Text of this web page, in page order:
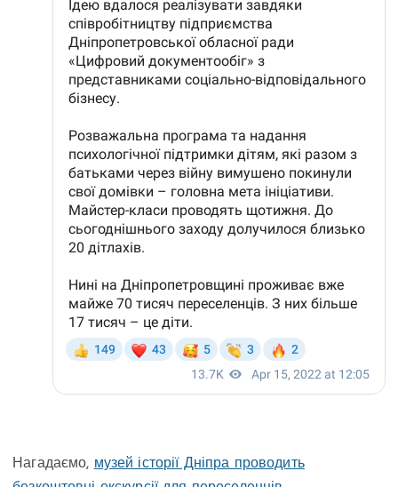
Нагадаємо, музей історії Дніпра проводить